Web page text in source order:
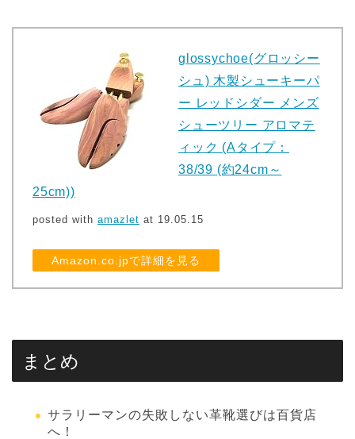
glossychoe(グロッシー
シュ) 木製シューキーパ
ー レッドシダー メンズ
シューツリー アロマテ
ィック (Aタイプ：
38/39 (約24cm～
25cm))
posted with amazlet at 19.05.15
Amazon.co.jpで詳細を見る
まとめ
サラリーマンの失敗しない革靴選びは百貨店
へ！